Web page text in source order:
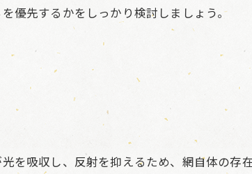
優先するかをしっかり検討しましょう。
を吸収し、反射を抑えるため、網自体の存